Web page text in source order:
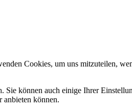
Cookies, um uns mitzuteilen,
können auch einige Ihrer
anbieten können.